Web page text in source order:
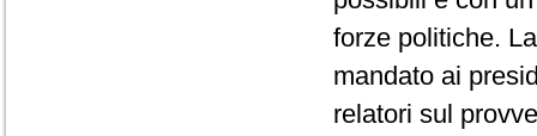
forze politiche.
mandato ai
relatori sul